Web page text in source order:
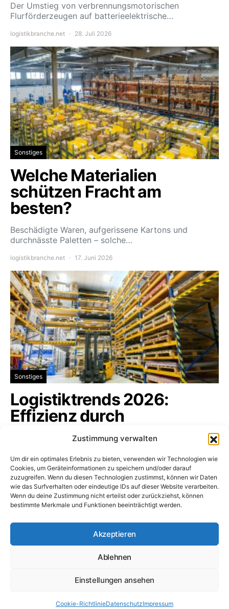
Zustimmung verwalten
Um dir ein optimales Erlebnis zu bieten, verwenden wir Technologien wie
Cookies, um Geräteinformationen zu speichern und/oder darauf
zuzugreifen. Wenn du diesen Technologien zustimmst, können wir Daten
wie das Surfverhalten oder eindeutige IDs auf dieser Website verarbeiten.
Wenn du deine Zustimmung nicht erteilst oder zurückziehst, können
bestimmte Merkmale und Funktionen beeinträchtigt werden.
Akzeptieren
Ablehnen
Einstellungen ansehen
Cookie-RichtlinieDatenschutzImpressum
Der Umstieg von verbrennungsmotorischen
Flurförderzeugen auf batterieelektrische…
logistikbranche.net 28. Juli 2026
Sonstiges
Welche Materialien
schützen Fracht am
besten?
Beschädigte Waren, aufgerissene Kartons und
durchnässte Paletten – solche…
logistikbranche.net 17. Juni 2026
Sonstiges
Logistiktrends 2026:
Effizienz durch
Digitalisierung
Die Logistikbranche befindet sich in einem
tiefgreifenden Wandel, der sämtliche…
logistikbranche.net 16. Januar 2026
Logistikbranche.net
Datenschutz